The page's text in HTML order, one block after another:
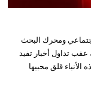
ومحرك البحث
تداول أخبار تفيد
قلق محبيها